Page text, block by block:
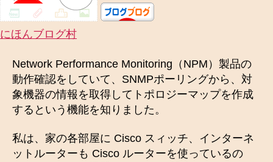
にほんブログ村
Network Performance Monitoring（NPM）製品の
動作確認をしていて、SNMPポーリングから、対
象機器の情報を取得してトポロジーマップを作成
するという機能を知りました。
私は、家の各部屋に Cisco スィッチ、インターネ
ットルーターも Cisco ルーターを使っているの